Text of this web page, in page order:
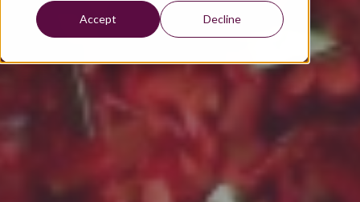
Accept Decline